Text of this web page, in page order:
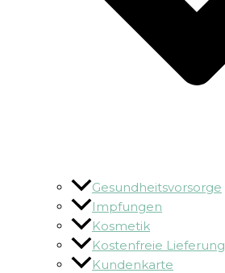
Gesundheitsvorsorge
Impfungen
Kosmetik
Kostenfreie Lieferung
Kundenkarte